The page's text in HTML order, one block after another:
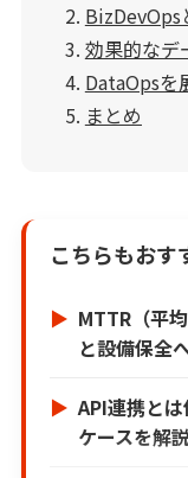
BizDevOps
効果的なデ
DataOpsを
まとめ
こちらもおす
MTTR（平
と設備保全
API連携と
ケースを解説